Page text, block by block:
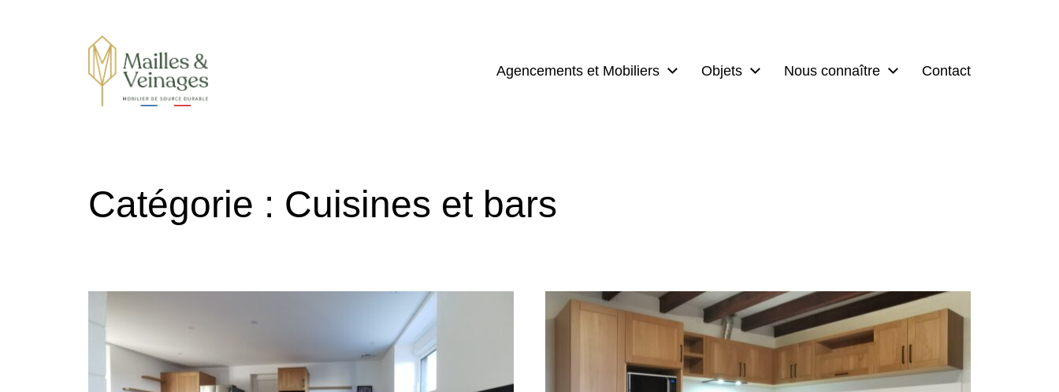
Mobilier de sources durables Agencements et Mobiliers Objets Nous connaître Contact
Catégorie : Cuisines et bars